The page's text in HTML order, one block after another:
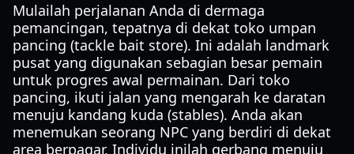
Mulailah perjalanan Anda di dermaga
pemancingan, tepatnya di dekat toko umpan
pancing (tackle bait store). Ini adalah landmark
pusat yang digunakan sebagian besar pemain
untuk progres awal permainan. Dari toko
pancing, ikuti jalan yang mengarah ke daratan
menuju kandang kuda (stables). Anda akan
menemukan seorang NPC yang berdiri di dekat
area berpagar. Individu inilah gerbang menuju